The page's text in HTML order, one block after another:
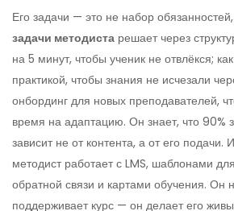
Его задачи — это не набор
задачи методиста решает через
на 5 минут, чтобы ученик не отвлёкся;
практикой, чтобы знания не исчезали
онбординг для новых преподавателей,
время на адаптацию. Он знает, что 90%
зависит не от контента, а от его
методист работает с LMS, шаблонами
обратной связи и картами обучения. Он
поддерживает курс — он делает его